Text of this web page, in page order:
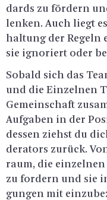
dards zu för­dern
len­ken. Auch liegt
hal­tung der Re­geln
sie igno­riert oder
So­bald sich das
und die Ein­zel­nen
Ge­mein­schaft
Auf­ga­ben in der
des­sen ziehst du
dera­tors zu­rück.
raum, die
zu for­dern und sie
gun­gen mit